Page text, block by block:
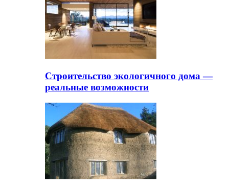
Строительство экологичного дома —
реальные возможности